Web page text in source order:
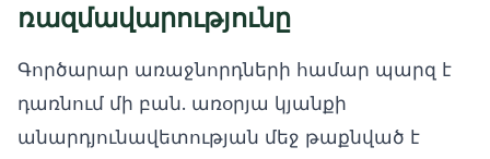
ռազմավարությունը
Գործարար առաջնորդների համար պարզ է
դառնում մի բան. առօրյա կյանքի
անարդյունավետության մեջ թաքնված է